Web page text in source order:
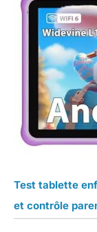
Test tablette
et contrôle